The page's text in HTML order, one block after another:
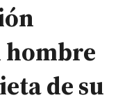
hombre
de su